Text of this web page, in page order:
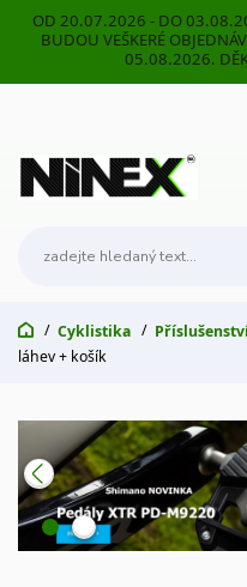
OD 20.07.2026 - DO
BUDOU VEŠKERÉ
05.08.2026.
Cyklistika
láhev + košík